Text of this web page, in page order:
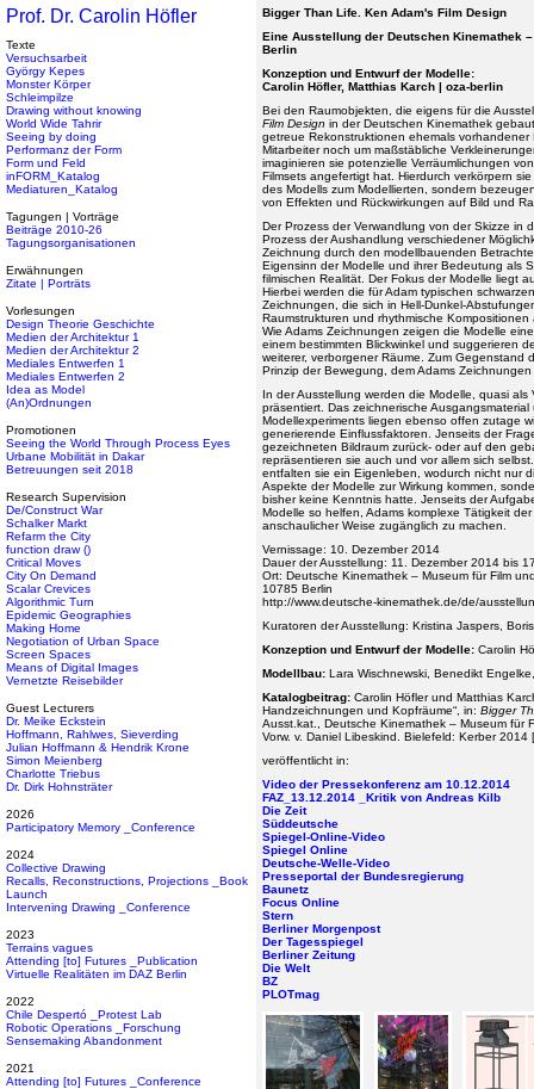
Prof. Dr. Carolin Höfler
Texte
Versuchsarbeit
György Kepes
Monster Körper
Schleimpilze
Drawing without knowing
World Wide Tahrir
Seeing by doing
Performanz der Form
Form und Feld
inFORM_Katalog
Mediaturen_Katalog
Tagungen | Vorträge
Beiträge 2010-26
Tagungsorganisationen
Erwähnungen
Zitate | Porträts
Vorlesungen
Design Theorie Geschichte
Medien der Architektur 1
Medien der Architektur 2
Mediales Entwerfen 1
Mediales Entwerfen 2
Idea as Model
(An)Ordnungen
Promotionen
Seeing the World Through Process Eyes
Urbane Mobilität in Dakar
Betreuungen seit 2018
Research Supervision
De/Construct War
Schalker Markt
Refarm the City
function draw ()
Critical Moves
City On Demand
Scalar Crevices
Algorithmic Turn
Epidemic Geographies
Making Home
Negotiation of Urban Space
Screen Spaces
Means of Digital Images
Vernetzte Reisebilder
Guest Lecturers
Dr. Meike Eckstein
Hoffmann, Rahlwes, Sieverding
Julian Hoffmann & Hendrik Krone
Simon Meienberg
Charlotte Triebus
Dr. Dirk Hohnsträter
2026
Participatory Memory _Conference
2024
Collective Drawing
Recalls, Reconstructions, Projections _Book
Launch
Intervening Drawing _Conference
2023
Terrains vagues
Attending [to] Futures _Publication
Virtuelle Realitäten im DAZ Berlin
2022
Chile Despertó _Protest Lab
Robotic Operations _Forschung
Sensemaking Abandonment
2021
Attending [to] Futures _Conference
Bigger Than Life. Ken Adam's Film Design
Eine Ausstellung der Deutschen Kinemathek
Berlin
Konzeption und Entwurf der Modelle:
Carolin Höfler, Matthias Karch | oza-berlin
Bei den Raumobjekten, die eigens für die
Film Design in der Deutschen Kinemathek
getreue Rekonstruktionen ehemals
Mitarbeiter noch um maßstäbliche
imaginieren sie potenzielle Verräumlichungen
Filmsets angefertigt hat. Hierdurch verkörpern
des Modells zum Modellierten, sondern
von Effekten und Rückwirkungen auf Bild und
Der Prozess der Verwandlung von der Skizze in
Prozess der Aushandlung verschiedener
Zeichnung durch den modellbauenden
Eigensinn der Modelle und ihrer Bedeutung als
filmischen Realität. Der Fokus der Modelle liegt
Hierbei werden die für Adam typischen
Zeichnungen, die sich in Hell-Dunkel-
Raumstrukturen und rhythmische
Wie Adams Zeichnungen zeigen die Modelle
einem bestimmten Blickwinkel und suggerieren
weiterer, verborgener Räume. Zum Gegenstand
Prinzip der Bewegung, dem Adams
In der Ausstellung werden die Modelle, quasi als
präsentiert. Das zeichnerische
Modellexperiments liegen ebenso offen zutage
generierende Einflussfaktoren. Jenseits der
gezeichneten Bildraum zurück- oder auf den
repräsentieren sie auch und vor allem sich
entfalten sie ein Eigenleben, wodurch nicht nur
Aspekte der Modelle zur Wirkung kommen,
bisher keine Kenntnis hatte. Jenseits der
Modelle so helfen, Adams komplexe Tätigkeit
anschaulicher Weise zugänglich zu machen.
Vernissage: 10. Dezember 2014
Dauer der Ausstellung: 11. Dezember 2014 bis
Ort: Deutsche Kinemathek – Museum für Film
10785 Berlin
http://www.deutsche-kinemathek.de/de/
Kuratoren der Ausstellung: Kristina Jaspers,
Konzeption und Entwurf der Modelle: Carolin
Modellbau: Lara Wischnewski, Benedikt
Katalogbeitrag: Carolin Höfler und Matthias
Handzeichnungen und Kopfräume“, in: Bigger
Ausst.kat., Deutsche Kinemathek – Museum für
Vorw. v. Daniel Libeskind. Bielefeld: Kerber 2014 [
veröffentlicht in:
Video der Pressekonferenz am 10.12.2014
FAZ_13.12.2014 _Kritik von Andreas Kilb
Die Zeit
Süddeutsche
Spiegel-Online-Video
Spiegel Online
Deutsche-Welle-Video
Presseportal der Bundesregierung
Baunetz
Focus Online
Stern
Berliner Morgenpost
Der Tagesspiegel
Berliner Zeitung
Die Welt
BZ
PLOTmag